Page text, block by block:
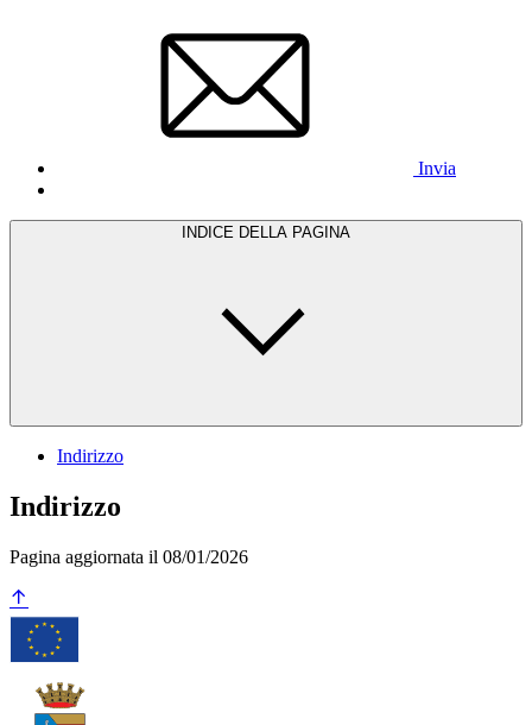
Invia
INDICE DELLA PAGINA
Indirizzo
Indirizzo
Pagina aggiornata il 08/01/2026